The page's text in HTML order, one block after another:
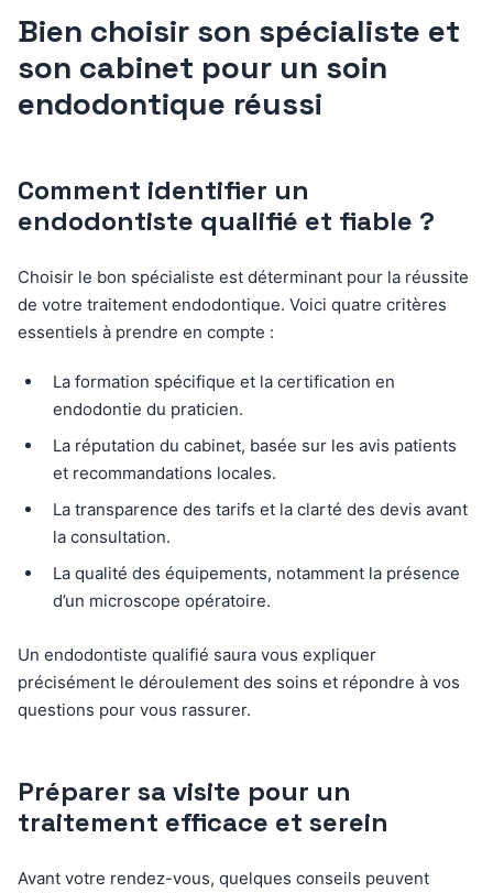
Bien choisir son spécialiste et
son cabinet pour un soin
endodontique réussi
Comment identifier un
endodontiste qualifié et fiable ?
Choisir le bon spécialiste est déterminant pour la réussite
de votre traitement endodontique. Voici quatre critères
essentiels à prendre en compte :
La formation spécifique et la certification en
endodontie du praticien.
La réputation du cabinet, basée sur les avis patients
et recommandations locales.
La transparence des tarifs et la clarté des devis avant
la consultation.
La qualité des équipements, notamment la présence
d’un microscope opératoire.
Un endodontiste qualifié saura vous expliquer
précisément le déroulement des soins et répondre à vos
questions pour vous rassurer.
Préparer sa visite pour un
traitement efficace et serein
Avant votre rendez-vous, quelques conseils peuvent